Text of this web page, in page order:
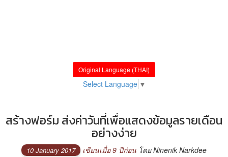
Original Language (THAI)
Select Language ▼
สร้างฟอร์ม ส่งค่าวันที่เพื่อแสดงข้อมูลรายเดือน
อย่างง่าย
10 January 2017 เขียนเมื่อ 9 ปีก่อน โดย Ninenik Narkdee